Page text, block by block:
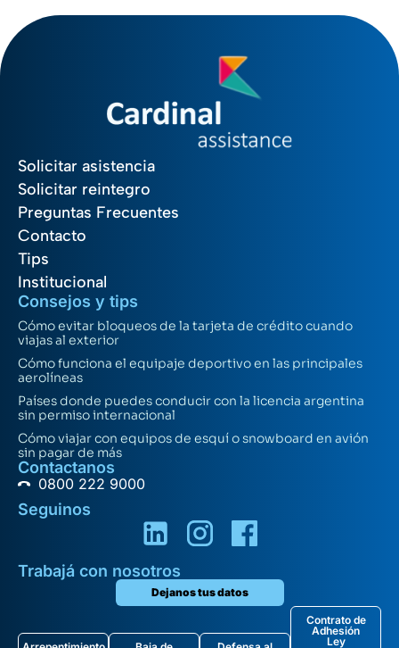
Solicitar asistencia
Solicitar reintegro
Preguntas Frecuentes
Contacto
Tips
Institucional
Consejos y tips
Cómo evitar bloqueos de la tarjeta de crédito cuando
viajas al exterior
Cómo funciona el equipaje deportivo en las principales
aerolíneas
Países donde puedes conducir con la licencia argentina
sin permiso internacional
Cómo viajar con equipos de esquí o snowboard en avión
sin pagar de más
Contactanos
0800 222 9000
Seguinos
Trabajá con nosotros
Dejanos tus datos
Contrato de
Adhesión
Ley